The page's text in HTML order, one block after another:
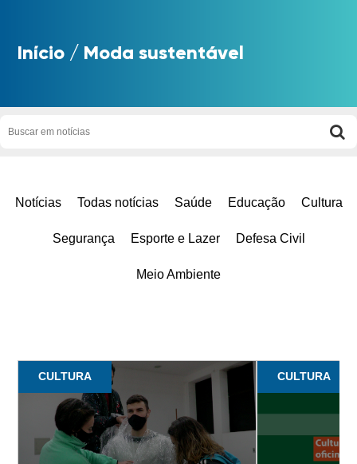
Início / Moda sustentável
Notícias Todas notícias Saúde Educação Cultura
Segurança Esporte e Lazer Defesa Civil
Meio Ambiente
CULTURA CULTURA